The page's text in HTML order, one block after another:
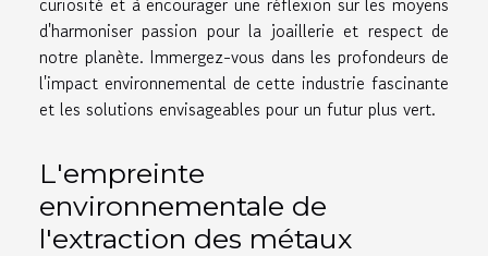
d'harmoniser passion pour la joaillerie et respect de
notre planète. Immergez-vous dans les profondeurs de
l'impact environnemental de cette industrie fascinante
et les solutions envisageables pour un futur plus vert.
L'empreinte
environnementale de
l'extraction des métaux